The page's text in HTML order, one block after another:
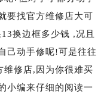
要找官方维修店大可
换边框多少钱 ,况且
己动手修呢!可是往往
维修店,因为你很难买
小编来仔细的阅读一